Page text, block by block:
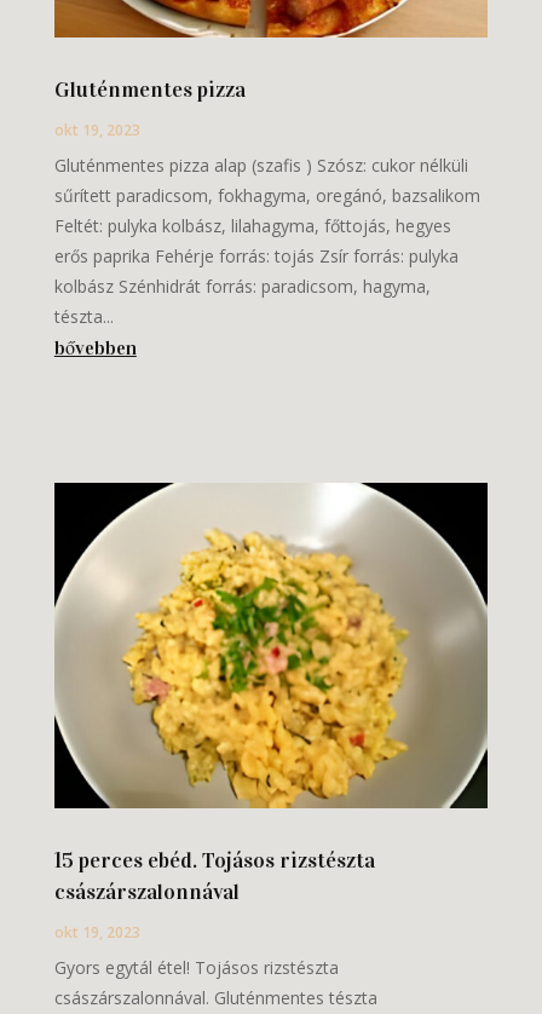
Gluténmentes pizza
okt 19, 2023
Gluténmentes pizza alap (szafis ) Szósz: cukor nélküli
sűrített paradicsom, fokhagyma, oregánó, bazsalikom
Feltét: pulyka kolbász, lilahagyma, főttojás, hegyes
erős paprika Fehérje forrás: tojás Zsír forrás: pulyka
kolbász Szénhidrát forrás: paradicsom, hagyma,
tészta...
bővebben
15 perces ebéd. Tojásos rizstészta
császárszalonnával
okt 19, 2023
Gyors egytál étel! Tojásos rizstészta
császárszalonnával. Gluténmentes tészta